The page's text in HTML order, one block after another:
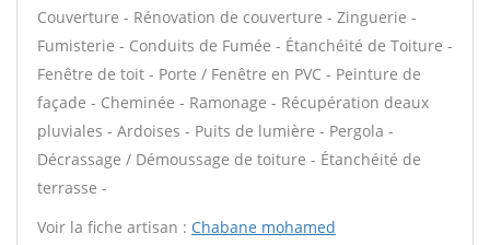
Couverture - Rénovation de couverture - Zinguerie -
Fumisterie - Conduits de Fumée - Étanchéité de Toiture -
Fenêtre de toit - Porte / Fenêtre en PVC - Peinture de
façade - Cheminée - Ramonage - Récupération deaux
pluviales - Ardoises - Puits de lumière - Pergola -
Décrassage / Démoussage de toiture - Étanchéité de
terrasse -
Voir la fiche artisan : Chabane mohamed